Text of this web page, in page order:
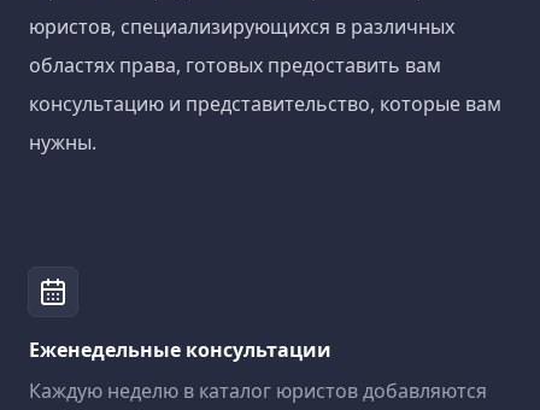
юристов, специализирующихся в различных
областях права, готовых предоставить вам
консультацию и представительство, которые вам
нужны.
Еженедельные консультации
Каждую неделю в каталог юристов добавляются